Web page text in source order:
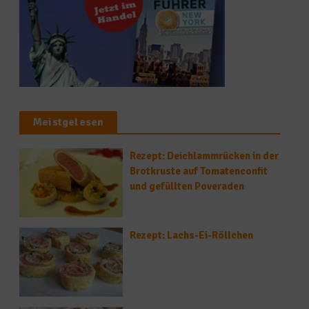
Meistgelesen
Rezept: Deichlammrücken in der
Brotkruste auf Tomatenconfit
und gefüllten Poveraden
Rezept: Lachs-Ei-Röllchen